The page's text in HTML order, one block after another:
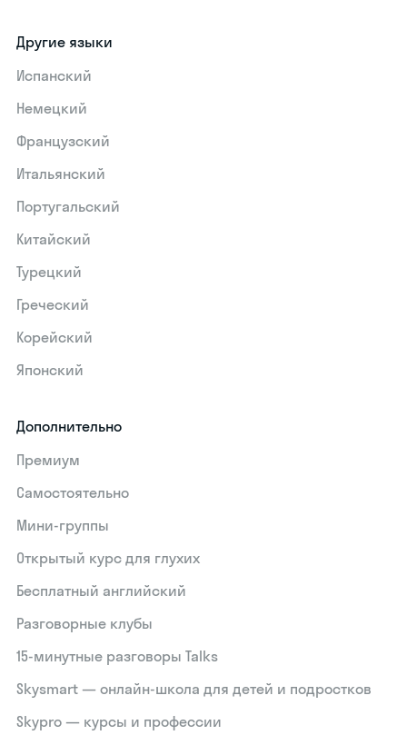
Другие языки
Испанский
Немецкий
Французский
Итальянский
Португальский
Китайский
Турецкий
Греческий
Корейский
Японский
Дополнительно
Премиум
Самостоятельно
Мини-группы
Открытый курс для глухих
Бесплатный английский
Разговорные клубы
15‑минутные разговоры Talks
Skysmart — онлайн-школа для детей и подростков
Skypro — курсы и профессии